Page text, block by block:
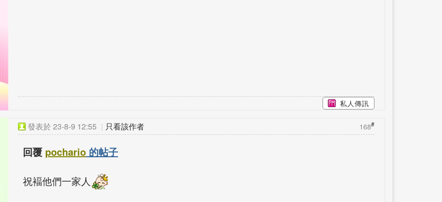
私人傳訊
168#
發表於 23-8-9 12:55 | 只看該作者
回覆 pochario 的帖子
祝褔他們一家人